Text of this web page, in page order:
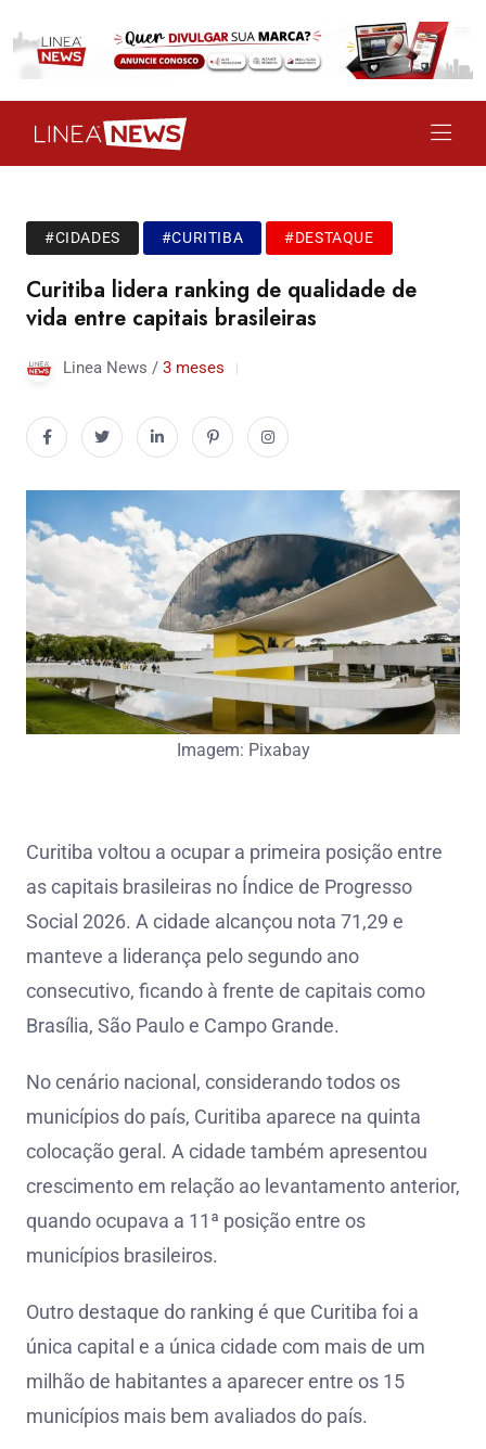
#CIDADES #CURITIBA #DESTAQUE
Curitiba lidera ranking de qualidade de
vida entre capitais brasileiras
Linea News / 3 meses
Imagem: Pixabay
Curitiba voltou a ocupar a primeira posição entre
as capitais brasileiras no Índice de Progresso
Social 2026. A cidade alcançou nota 71,29 e
manteve a liderança pelo segundo ano
consecutivo, ficando à frente de capitais como
Brasília, São Paulo e Campo Grande.
No cenário nacional, considerando todos os
municípios do país, Curitiba aparece na quinta
colocação geral. A cidade também apresentou
crescimento em relação ao levantamento anterior,
quando ocupava a 11ª posição entre os
municípios brasileiros.
Outro destaque do ranking é que Curitiba foi a
única capital e a única cidade com mais de um
milhão de habitantes a aparecer entre os 15
municípios mais bem avaliados do país.